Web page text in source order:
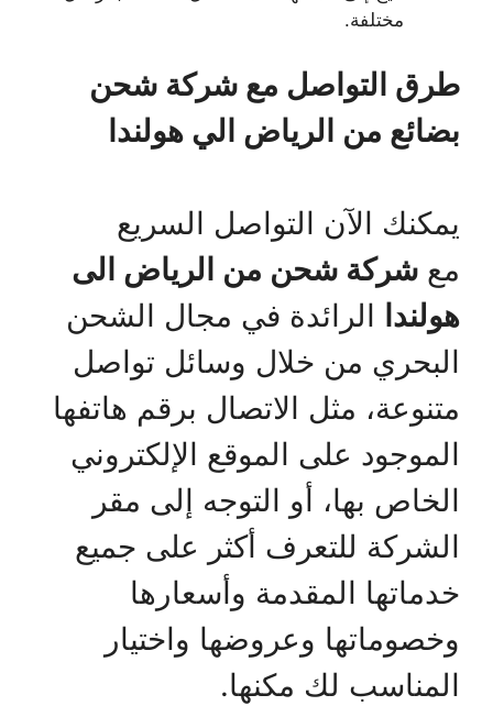
مختلفة.
طرق التواصل مع شركة شحن
بضائع من الرياض الي هولندا
يمكنك الآن التواصل السريع
مع شركة شحن من الرياض الى
هولندا الرائدة في مجال الشحن
البحري من خلال وسائل تواصل
متنوعة، مثل الاتصال برقم هاتفها
الموجود على الموقع الإلكتروني
الخاص بها، أو التوجه إلى مقر
الشركة للتعرف أكثر على جميع
خدماتها المقدمة وأسعارها
وخصوماتها وعروضها واختيار
المناسب لك مكنها.